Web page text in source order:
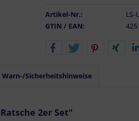
Artikel-Nr.:
LS-
GTIN / EAN:
Warn-/Sicherheitshinweise
2er Set"